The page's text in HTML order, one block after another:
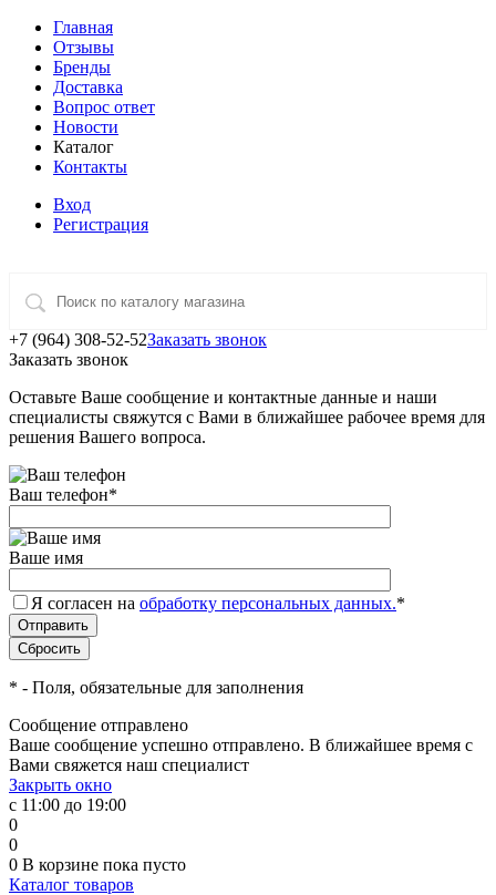
Главная
Отзывы
Бренды
Доставка
Вопрос ответ
Новости
Каталог
Контакты
Вход
Регистрация
+7 (964) 308-52-52Заказать звонок
Заказать звонок
Оставьте Ваше сообщение и контактные данные и наши
специалисты свяжутся с Вами в ближайшее рабочее время для
решения Вашего вопроса.
Ваш телефон*
Ваше имя
Я согласен на обработку персональных данных.*
* - Поля, обязательные для заполнения
Сообщение отправлено
Ваше сообщение успешно отправлено. В ближайшее время с
Вами свяжется наш специалист
Закрыть окно
с 11:00 до 19:00
0
0
0 В корзине пока пусто
Каталог товаров